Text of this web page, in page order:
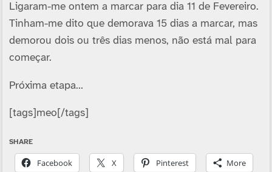
Ligaram-me ontem a marcar para dia 11 de Fevereiro.
Tinham-me dito que demorava 15 dias a marcar, mas
demorou dois ou três dias menos, não está mal para
começar.
Próxima etapa…
[tags]meo[/tags]
SHARE
Facebook X Pinterest More